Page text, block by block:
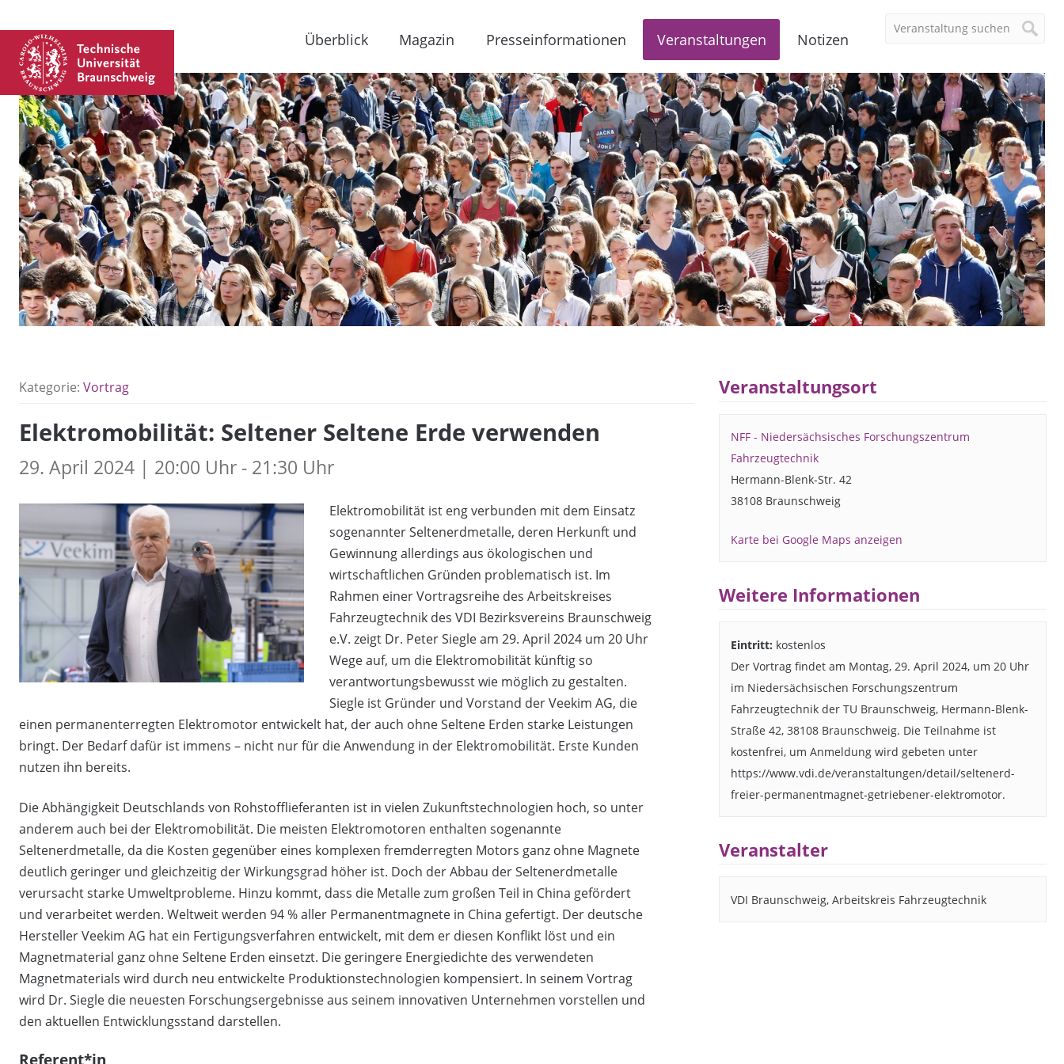
Überblick Magazin Presseinformationen Veranstaltungen Notizen
Kategorie: Vortrag
Elektromobilität: Seltener Seltene Erde verwenden
29. April 2024 | 20:00 Uhr - 21:30 Uhr
Elektromobilität ist eng verbunden mit dem Einsatz
sogenannter Seltenerdmetalle, deren Herkunft und
Gewinnung allerdings aus ökologischen und
wirtschaftlichen Gründen problematisch ist. Im
Rahmen einer Vortragsreihe des Arbeitskreises
Fahrzeugtechnik des VDI Bezirksvereins Braunschweig
e.V. zeigt Dr. Peter Siegle am 29. April 2024 um 20 Uhr
Wege auf, um die Elektromobilität künftig so
verantwortungsbewusst wie möglich zu gestalten.
Siegle ist Gründer und Vorstand der Veekim AG, die
einen permanenterregten Elektromotor entwickelt hat, der auch ohne Seltene Erden starke Leistungen
bringt. Der Bedarf dafür ist immens – nicht nur für die Anwendung in der Elektromobilität. Erste Kunden
nutzen ihn bereits.
Die Abhängigkeit Deutschlands von Rohstofflieferanten ist in vielen Zukunftstechnologien hoch, so unter
anderem auch bei der Elektromobilität. Die meisten Elektromotoren enthalten sogenannte
Seltenerdmetalle, da die Kosten gegenüber eines komplexen fremderregten Motors ganz ohne Magnete
deutlich geringer und gleichzeitig der Wirkungsgrad höher ist. Doch der Abbau der Seltenerdmetalle
verursacht starke Umweltprobleme. Hinzu kommt, dass die Metalle zum großen Teil in China gefördert
und verarbeitet werden. Weltweit werden 94 % aller Permanentmagnete in China gefertigt. Der deutsche
Hersteller Veekim AG hat ein Fertigungsverfahren entwickelt, mit dem er diesen Konflikt löst und ein
Magnetmaterial ganz ohne Seltene Erden einsetzt. Die geringere Energiedichte des verwendeten
Magnetmaterials wird durch neu entwickelte Produktionstechnologien kompensiert. In seinem Vortrag
wird Dr. Siegle die neuesten Forschungsergebnisse aus seinem innovativen Unternehmen vorstellen und
den aktuellen Entwicklungsstand darstellen.
Referent*in
Veranstaltungsort
NFF - Niedersächsisches Forschungszentrum
Fahrzeugtechnik
Hermann-Blenk-Str. 42
38108 Braunschweig
Karte bei Google Maps anzeigen
Weitere Informationen
Eintritt: kostenlos
Der Vortrag findet am Montag, 29. April 2024, um 20 Uhr
im Niedersächsischen Forschungszentrum
Fahrzeugtechnik der TU Braunschweig, Hermann-Blenk-
Straße 42, 38108 Braunschweig. Die Teilnahme ist
kostenfrei, um Anmeldung wird gebeten unter
https://www.vdi.de/veranstaltungen/detail/seltenerd-
freier-permanentmagnet-getriebener-elektromotor.
Veranstalter
VDI Braunschweig, Arbeitskreis Fahrzeugtechnik